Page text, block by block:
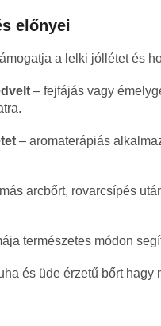
előnyei
a lelki jóllétet és
– fejfájás vagy
– aromaterápiás
arcbőrt, rovarcsípés
természetes módon
és üde érzetű bőrt hagy